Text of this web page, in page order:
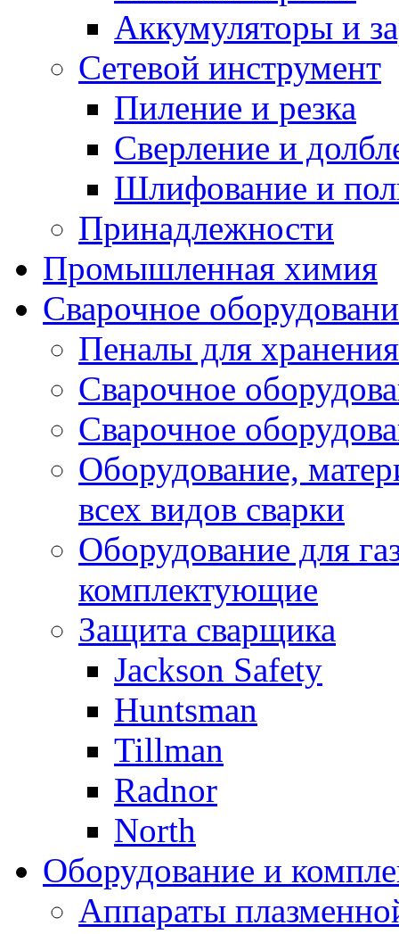
Аккумуляторы и
Сетевой инструмент
Пиление и резка
Сверление и
Шлифование и
Принадлежности
Промышленная химия
Сварочное
Пеналы для
Сварочное
Сварочное
Оборудование,
всех видов сварки
Оборудование для
комплектующие
Защита сварщика
Jackson Safety
Huntsman
Tillman
Radnor
North
Оборудование и
Аппараты